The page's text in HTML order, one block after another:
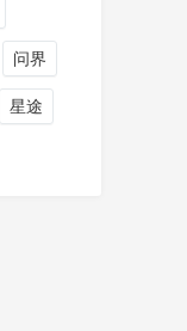
问界
星途